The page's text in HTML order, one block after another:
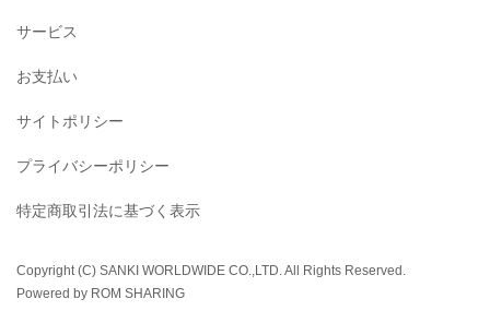
サービス
お支払い
サイトポリシー
プライバシーポリシー
特定商取引法に基づく表示
Copyright (C) SANKI WORLDWIDE CO.,LTD. All Rights Reserved.
Powered by ROM SHARING